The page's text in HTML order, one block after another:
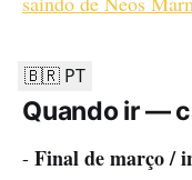
Quando ir —
- Final de março /
🇧🇷 PT